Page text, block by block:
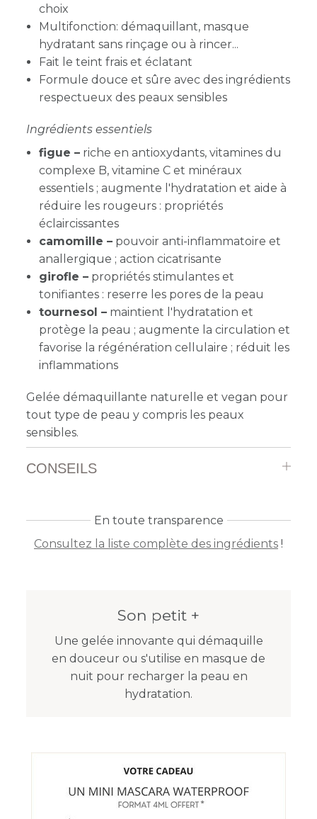
choix
Multifonction: démaquillant, masque
hydratant sans rinçage ou à rincer...
Fait le teint frais et éclatant
Formule douce et sûre avec des ingrédients
respectueux des peaux sensibles
Ingrédients essentiels
figue – riche en antioxydants, vitamines du
complexe B, vitamine C et minéraux
essentiels ; augmente l'hydratation et aide à
réduire les rougeurs : propriétés
éclaircissantes
camomille – pouvoir anti-inflammatoire et
anallergique ; action cicatrisante
girofle – propriétés stimulantes et
tonifiantes : reserre les pores de la peau
tournesol – maintient l'hydratation et
protège la peau ; augmente la circulation et
favorise la régénération cellulaire ; réduit les
inflammations
Gelée démaquillante naturelle et vegan pour
tout type de peau y compris les peaux
sensibles.
CONSEILS
En toute transparence
Consultez la liste complète des ingrédients !
Son petit +
Une gelée innovante qui démaquille
en douceur ou s'utilise en masque de
nuit pour recharger la peau en
hydratation.